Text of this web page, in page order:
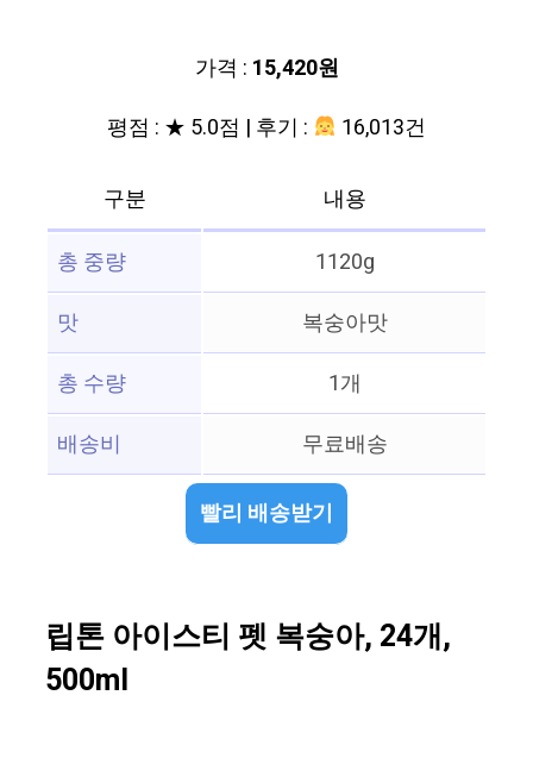
가격 : 15,420원
평점 : ★ 5.0점 | 후기 :
16,013건
구분
내용
총 중량
1120g
맛
복숭아맛
총 수량
1개
배송비
무료배송
빨리 배송받기
립톤 아이스티 펫 복숭아, 24개,
500ml